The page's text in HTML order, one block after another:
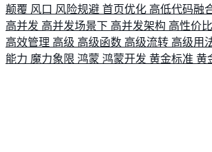
颠覆 风口 风险规避 首页优化 高低代码融
高并发 高并发场景下 高并发架构 高性价比
高效管理 高级 高级函数 高级流转 高级用
能力 魔力象限 鸿蒙 鸿蒙开发 黄金标准 黄